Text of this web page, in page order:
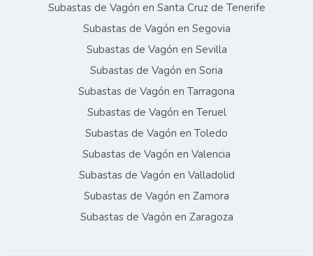
Subastas de Vagón en Santa Cruz de Tenerife
Subastas de Vagón en Segovia
Subastas de Vagón en Sevilla
Subastas de Vagón en Soria
Subastas de Vagón en Tarragona
Subastas de Vagón en Teruel
Subastas de Vagón en Toledo
Subastas de Vagón en Valencia
Subastas de Vagón en Valladolid
Subastas de Vagón en Zamora
Subastas de Vagón en Zaragoza